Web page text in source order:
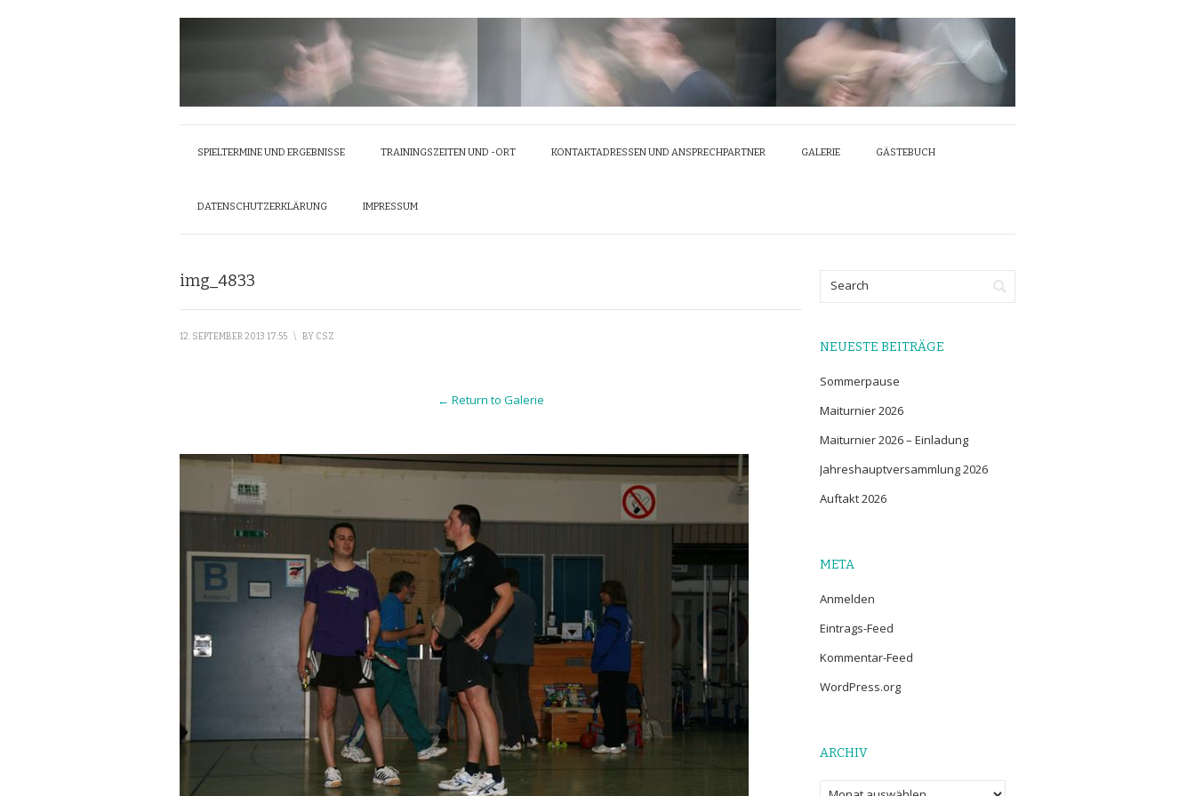
SPIELTERMINE UND ERGEBNISSE TRAININGSZEITEN UND -ORT KONTAKTADRESSEN UND ANSPRECHPARTNER GALERIE GÄSTEBUCH
DATENSCHUTZERKLÄRUNG IMPRESSUM
img_4833
12. SEPTEMBER 2013 17:55 \ BY CSZ
← Return to Galerie
NEUESTE BEITRÄGE
Sommerpause
Maiturnier 2026
Maiturnier 2026 – Einladung
Jahreshauptversammlung 2026
Auftakt 2026
META
Anmelden
Eintrags-Feed
Kommentar-Feed
WordPress.org
ARCHIV
Archiv